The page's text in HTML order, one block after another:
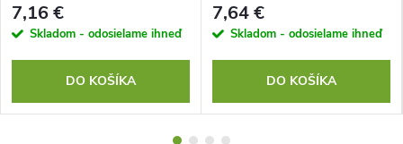
7,16 €
Skladom - odosielame ihneď
DO KOŠÍKA
7,64 €
Skladom - odosielame ihneď
DO KOŠÍKA